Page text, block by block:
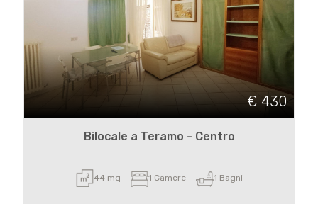
€ 430
Bilocale a Teramo - Centro
44 mq 1 Camere 1 Bagni